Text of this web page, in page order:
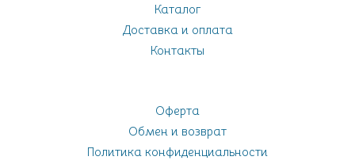
Каталог
Доставка и оплата
Контакты
Оферта
Обмен и возврат
Политика конфиденциальности